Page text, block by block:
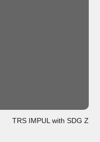
TRS IMPUL with SDG Z